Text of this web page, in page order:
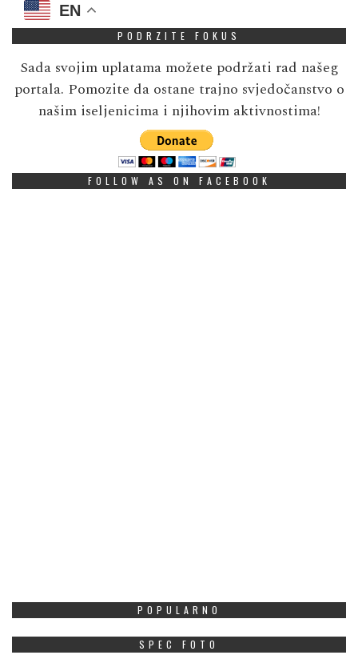
EN
PODRZITE FOKUS
Sada svojim uplatama možete podržati rad našeg
portala. Pomozite da ostane trajno svjedočanstvo o
našim iseljenicima i njihovim aktivnostima!
FOLLOW AS ON FACEBOOK
POPULARNO
SPEC FOTO